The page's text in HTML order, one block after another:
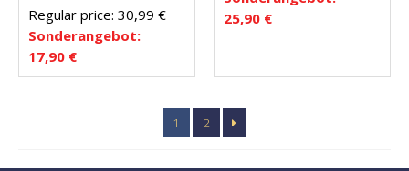
Regular price: 30,99 €
Sonderangebot:
17,90 €
25,90 €
1 2